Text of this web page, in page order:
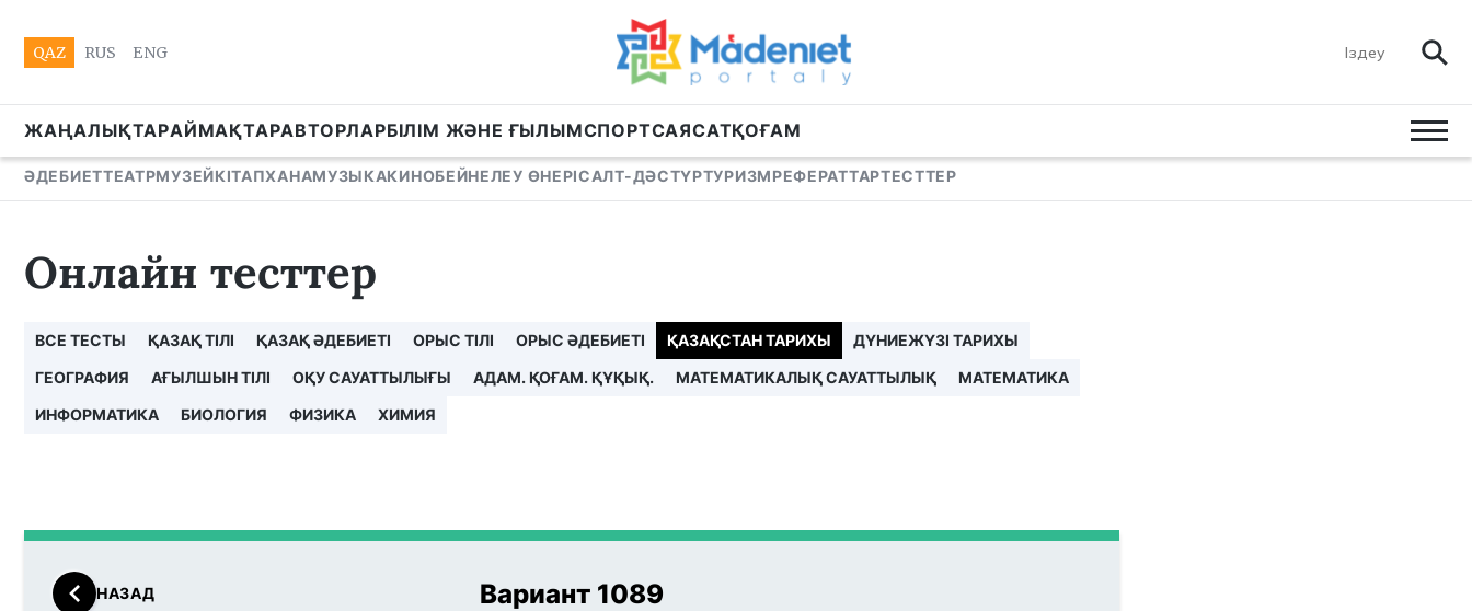
QAZ RUS ENG
ЖАҢАЛЫҚТАРАЙМАҚТАРАВТОРЛАРБІЛІМ ЖӘНЕ ҒЫЛЫМСПОРТСАЯСАТҚОҒАМ
ӘДЕБИЕТТЕАТРМУЗЕЙКІТАПХАНАМУЗЫКАКИНОБЕЙНЕЛЕУ ӨНЕРІСАЛТ-ДӘСТҮРТУРИЗМРЕФЕРАТТАРТЕСТТЕР
Онлайн тесттер
ВСЕ ТЕСТЫ ҚАЗАҚ ТІЛІ ҚАЗАҚ ӘДЕБИЕТІ ОРЫС ТІЛІ ОРЫС ӘДЕБИЕТІ ҚАЗАҚСТАН ТАРИХЫ
ДҮНИЕЖҮЗІ ТАРИХЫ
ГЕОГРАФИЯ
АҒЫЛШЫН ТІЛІ ОҚУ САУАТТЫЛЫҒЫ АДАМ. ҚОҒАМ. ҚҰҚЫҚ. МАТЕМАТИКАЛЫҚ САУАТТЫЛЫҚ
МАТЕМАТИКА
ИНФОРМАТИКА
БИОЛОГИЯ ФИЗИКА ХИМИЯ
НАЗАД Вариант 1089